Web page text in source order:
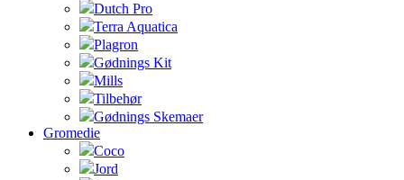
Dutch Pro
Terra Aquatica
Plagron
Gødnings Kit
Mills
Tilbehør
Gødnings Skemaer
Gromedie
Coco
Jord